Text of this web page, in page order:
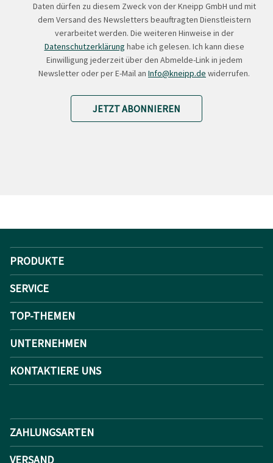
Daten dürfen zu diesem Zweck von der Kneipp GmbH und mit
dem Versand des Newsletters beauftragten Dienstleistern
verarbeitet werden. Die weiteren Hinweise in der
Datenschutzerklärung habe ich gelesen. Ich kann diese
Einwilligung jederzeit über den Abmelde-Link in jedem
Newsletter oder per E-Mail an Info@kneipp.de widerrufen.
JETZT ABONNIEREN
PRODUKTE
SERVICE
TOP-THEMEN
UNTERNEHMEN
KONTAKTIERE UNS
ZAHLUNGSARTEN
VERSAND